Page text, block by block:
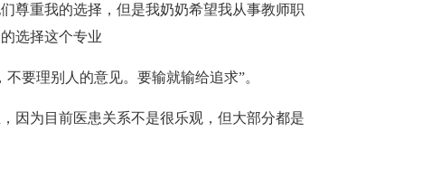
重我的选择，但是我奶奶希望我从事教师职
选择这个专业
理别人的意见。要输就输给追求”。
为目前医患关系不是很乐观，但大部分都是